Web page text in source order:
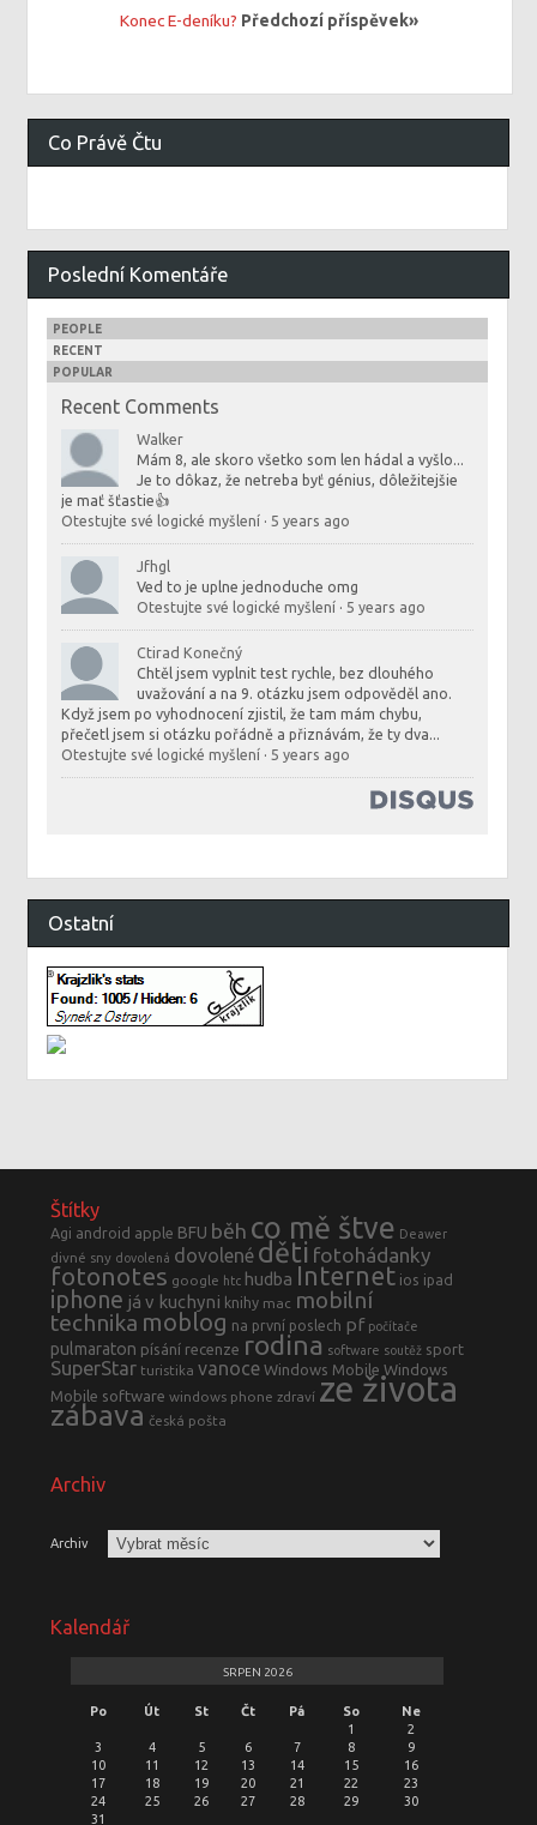
Konec E-deníku? Předchozí příspěvek»
Co Právě Čtu
Poslední Komentáře
PEOPLE
RECENT
POPULAR
Recent Comments
Walker
Mám 8, ale skoro všetko som len hádal a vyšlo...
Je to dôkaz, že netreba byť génius, dôležitejšie
je mať šťastie👍
Otestujte své logické myšlení · 5 years ago
Jfhgl
Ved to je uplne jednoduche omg
Otestujte své logické myšlení · 5 years ago
Ctirad Konečný
Chtěl jsem vyplnit test rychle, bez dlouhého
uvažování a na 9. otázku jsem odpověděl ano.
Když jsem po vyhodnocení zjistil, že tam mám chybu,
přečetl jsem si otázku pořádně a přiznávám, že ty dva...
Otestujte své logické myšlení · 5 years ago
Ostatní
Štítky
Agi android apple BFU běh co mě štve Deawer
divné sny dovolená dovolené děti fotohádanky
fotonotes google htc hudba Internet ios ipad
iphone já v kuchyni knihy mac mobilní
technika moblog na první poslech pf počítače
pulmaraton písání recenze rodina software soutěž sport
SuperStar turistika vanoce Windows Mobile Windows
Mobile software windows phone zdraví ze života
zábava česká pošta
Archiv
Archiv
Kalendář
SRPEN 2026
Po Út St Čt Pá So
Ne
1
2
3
4 5 6 7 8
9
10
11 12 13 14 15
16
17
18 19 20 21 22
23
24
25 26 27 28 29
30
31